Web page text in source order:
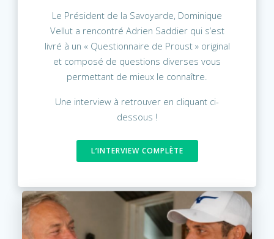
Le Président de la Savoyarde, Dominique
Vellut a rencontré Adrien Saddier qui s’est
livré à un « Questionnaire de Proust » original
et composé de questions diverses vous
permettant de mieux le connaître.
Une interview à retrouver en cliquant ci-
dessous !
L’INTERVIEW COMPLÈTE